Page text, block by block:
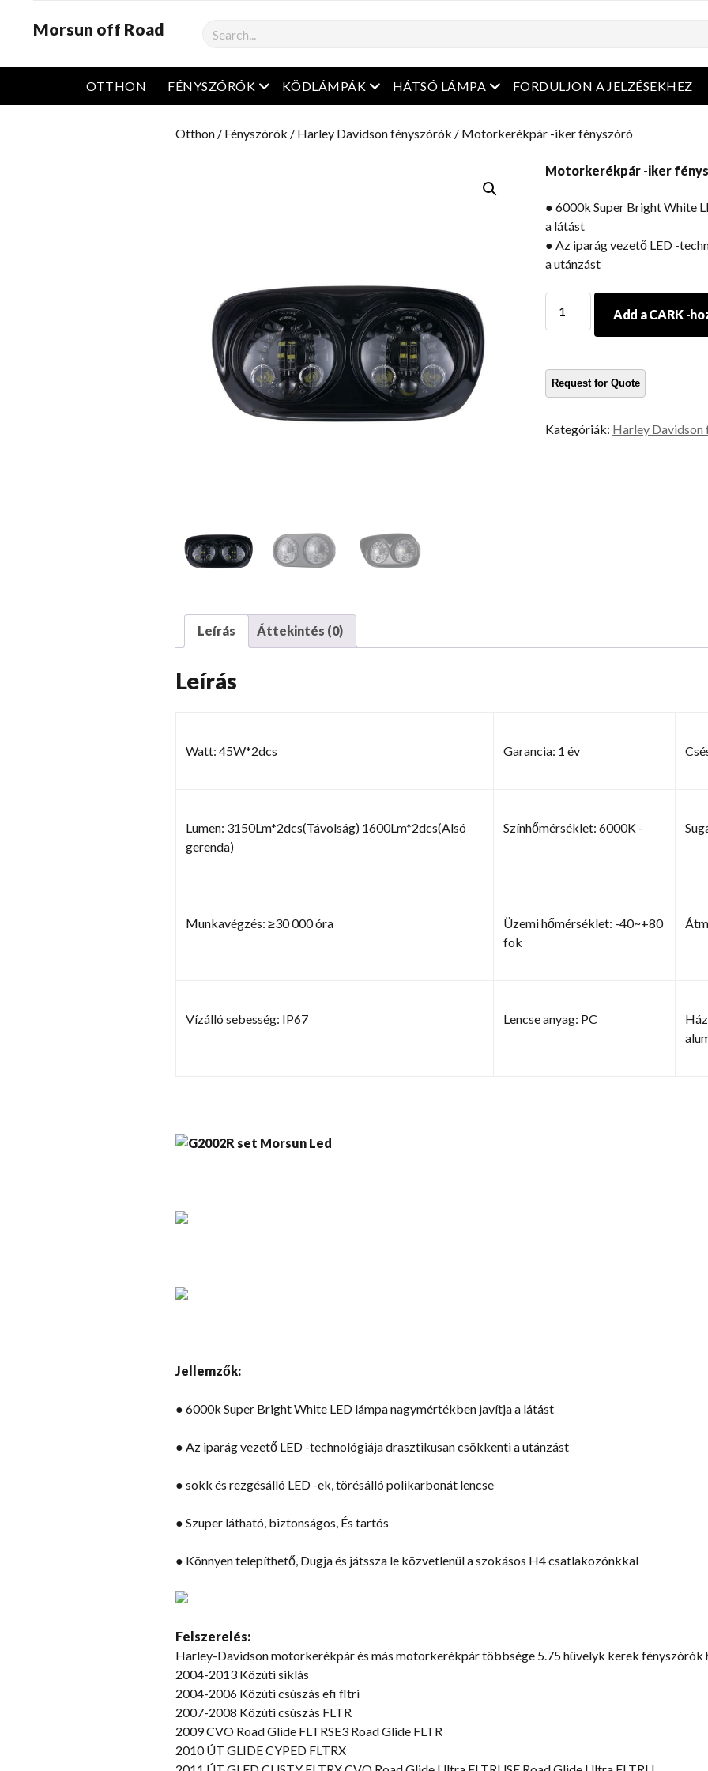
Morsun off Road Keresés
OTTHON FÉNYSZÓRÓK Nyissa meg a menüt
KÖDLÁMPÁK Nyissa meg a menüt
HÁTSÓ LÁMPA Nyissa meg a menüt
FORDULJON A JELZÉSEKHEZ
Otthon / Fényszórók / Harley Davidson fényszórók / Motorkerékpár -iker fényszóró
Motorkerékpár -iker
● 6000k Super Bright White
a látást
● Az iparág vezető LED -
a utánzást
mennyiség
Add a CARK -
Kategóriák: Harley Davidson
Leírás Áttekintés (0)
Leírás
Watt: 45W*2dcs Garancia: 1 év
Lumen: 3150Lm*2dcs(Távolság) 1600Lm*2dcs(Alsó
gerenda)
Színhőmérséklet: 6000K -
Munkavégzés: ≥30 000 óra
Üzemi hőmérséklet: -40~+80
fok
Vízálló sebesség: IP67 Lencse anyag: PC
Jellemzők:
● 6000k Super Bright White LED lámpa nagymértékben javítja a látást
● Az iparág vezető LED -technológiája drasztikusan csökkenti a utánzást
● sokk és rezgésálló LED -ek, törésálló polikarbonát lencse
● Szuper látható, biztonságos, És tartós
● Könnyen telepíthető, Dugja és játssza le közvetlenül a szokásos H4 csatlakozónkkal
Felszerelés:
Harley-Davidson motorkerékpár és más motorkerékpár többsége 5.75 hüvelyk kerek fényszórók
2004-2013 Közúti siklás
2004-2006 Közúti csúszás efi fltri
2007-2008 Közúti csúszás FLTR
2009 CVO Road Glide FLTRSE3 Road Glide FLTR
2010 ÚT GLIDE CYPED FLTRX